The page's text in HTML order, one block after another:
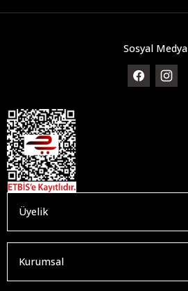
Sosyal Medya
Üyelik
Kurumsal